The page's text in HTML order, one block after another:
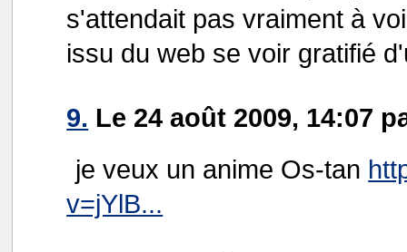
s'attendait pas vraiment à
issu du web se voir gratifié
9. Le 24 août 2009, 14:07
je veux un anime Os-tan
v=jYlB...